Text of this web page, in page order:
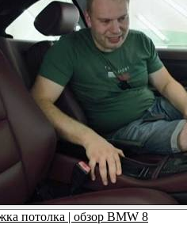
потолка | обзор BMW 8